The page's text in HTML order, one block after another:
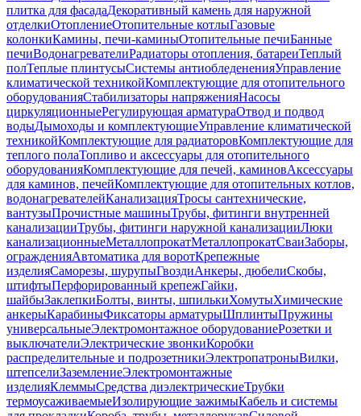
плитка для фасадаДекоративный камень для наружной
отделкиОтоплениеОтопительные котлыГазовые
колонкиКамины, печи-каминыОтопительные печиБанные
печиВодонагревателиРадиаторы отопления, батареиТеплый
полТеплые плинтусыСистемы антиобледененияУправление
климатической техникойКомплектующие для отопительного
оборудованияСтабилизаторы напряженияНасосы
циркуляционныеРегулирующая арматураОтвод и подвод
водыДымоходы и комплектующиеУправление климатической
техникойКомплектующие для радиаторовКомплектующие для
теплого полаТопливо и аксессуары для отопительного
оборудованияКомплектующие для печей, каминовАксессуары
для каминов, печейКомплектующие для отопительных котлов,
водонагревателейКанализацияТросы сантехнические,
вантузыПрочистные машиныТрубы, фитинги внутренней
канализацииТрубы, фитинги наружной канализацииЛюки
канализационныеМеталлопрокатМеталлопрокатСваиЗаборы,
огражденияАвтоматика для воротКрепежные
изделияСаморезы, шурупыГвоздиАнкеры, дюбелиСкобы,
штифтыПерфорированный крепежГайки,
шайбыЗаклепкиБолты, винты, шпилькиХомутыХимические
анкерыКарабиныФиксаторы арматурыШплинтыПружины
универсальныеЭлектромонтажное оборудованиеРозетки и
выключателиЭлектрические звонкиКоробки
распределительные и подрозетникиЭлектропатроныВилки,
штепселиЗаземлениеЭлектромонтажные
изделияКлеммыСредства диэлектрическиеТрубки
термоусаживаемыеИзолирующие зажимыКабель и системы